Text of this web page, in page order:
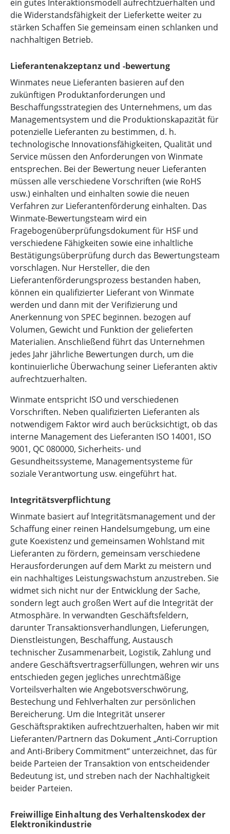
ein gutes Interaktionsmodell aufrechtzuerhalten und
die Widerstandsfähigkeit der Lieferkette weiter zu
stärken Schaffen Sie gemeinsam einen schlanken und
nachhaltigen Betrieb.
Lieferantenakzeptanz und -bewertung
Winmates neue Lieferanten basieren auf den
zukünftigen Produktanforderungen und
Beschaffungsstrategien des Unternehmens, um das
Managementsystem und die Produktionskapazität für
potenzielle Lieferanten zu bestimmen, d. h.
technologische Innovationsfähigkeiten, Qualität und
Service müssen den Anforderungen von Winmate
entsprechen. Bei der Bewertung neuer Lieferanten
müssen alle verschiedene Vorschriften (wie RoHS
usw.) einhalten und einhalten sowie die neuen
Verfahren zur Lieferantenförderung einhalten. Das
Winmate-Bewertungsteam wird ein
Fragebogenüberprüfungsdokument für HSF und
verschiedene Fähigkeiten sowie eine inhaltliche
Bestätigungsüberprüfung durch das Bewertungsteam
vorschlagen. Nur Hersteller, die den
Lieferantenförderungsprozess bestanden haben,
können ein qualifizierter Lieferant von Winmate
werden und dann mit der Verifizierung und
Anerkennung von SPEC beginnen. bezogen auf
Volumen, Gewicht und Funktion der gelieferten
Materialien. Anschließend führt das Unternehmen
jedes Jahr jährliche Bewertungen durch, um die
kontinuierliche Überwachung seiner Lieferanten aktiv
aufrechtzuerhalten.
Winmate entspricht ISO und verschiedenen
Vorschriften. Neben qualifizierten Lieferanten als
notwendigem Faktor wird auch berücksichtigt, ob das
interne Management des Lieferanten ISO 14001, ISO
9001, QC 080000, Sicherheits- und
Gesundheitssysteme, Managementsysteme für
soziale Verantwortung usw. eingeführt hat.
Integritätsverpflichtung
Winmate basiert auf Integritätsmanagement und der
Schaffung einer reinen Handelsumgebung, um eine
gute Koexistenz und gemeinsamen Wohlstand mit
Lieferanten zu fördern, gemeinsam verschiedene
Herausforderungen auf dem Markt zu meistern und
ein nachhaltiges Leistungswachstum anzustreben. Sie
widmet sich nicht nur der Entwicklung der Sache,
sondern legt auch großen Wert auf die Integrität der
Atmosphäre. In verwandten Geschäftsfeldern,
darunter Transaktionsverhandlungen, Lieferungen,
Dienstleistungen, Beschaffung, Austausch
technischer Zusammenarbeit, Logistik, Zahlung und
andere Geschäftsvertragserfüllungen, wehren wir uns
entschieden gegen jegliches unrechtmäßige
Vorteilsverhalten wie Angebotsverschwörung,
Bestechung und Fehlverhalten zur persönlichen
Bereicherung. Um die Integrität unserer
Geschäftspraktiken aufrechtzuerhalten, haben wir mit
Lieferanten/Partnern das Dokument „Anti-Corruption
and Anti-Bribery Commitment“ unterzeichnet, das für
beide Parteien der Transaktion von entscheidender
Bedeutung ist, und streben nach der Nachhaltigkeit
beider Parteien.
Freiwillige Einhaltung des Verhaltenskodex der
Elektronikindustrie